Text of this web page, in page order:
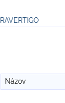
Názov